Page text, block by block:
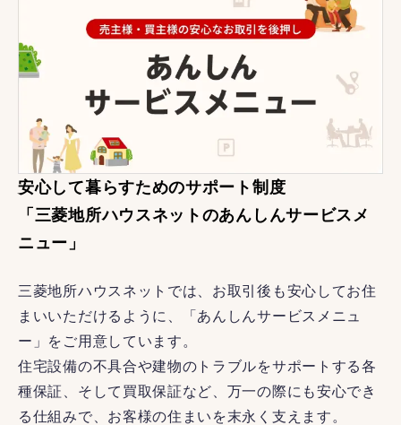
安心して暮らすためのサポート制度
「三菱地所ハウスネットのあんしんサービスメ
ニュー」
三菱地所ハウスネットでは、お取引後も安心してお住
まいいただけるように、「あんしんサービスメニュ
ー」をご用意しています。
住宅設備の不具合や建物のトラブルをサポートする各
種保証、そして買取保証など、万一の際にも安心でき
る仕組みで、お客様の住まいを末永く支えます。